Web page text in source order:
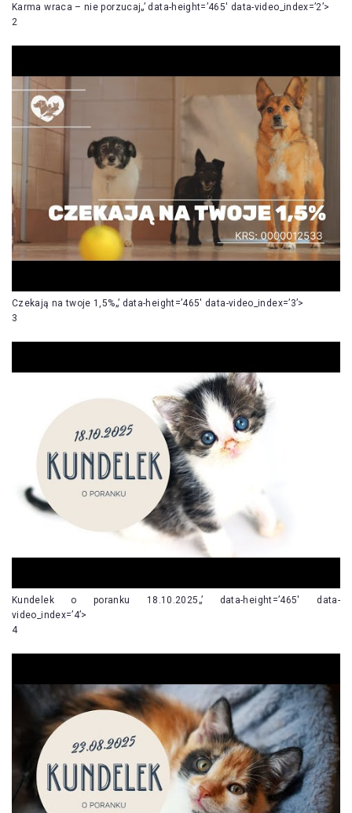
Karma wraca – nie porzucaj„’ data-height=’465′ data-video_index=’2’>
2
Czekają na twoje 1,5%„’ data-height=’465′ data-video_index=’3’>
3
Kundelek o poranku 18.10.2025„’ data-height=’465′ data-
video_index=’4’>
4